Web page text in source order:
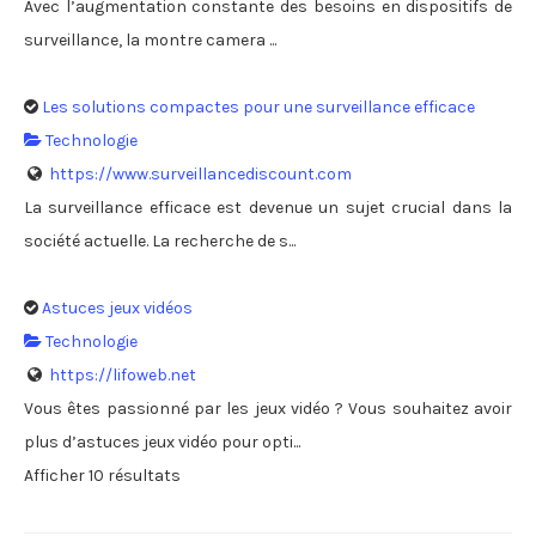
Avec l’augmentation constante des besoins en dispositifs de
surveillance, la montre camera ...
Les solutions compactes pour une surveillance efficace
Technologie
https://www.surveillancediscount.com
La surveillance efficace est devenue un sujet crucial dans la
société actuelle. La recherche de s...
Astuces jeux vidéos
Technologie
https://lifoweb.net
Vous êtes passionné par les jeux vidéo ? Vous souhaitez avoir
plus d’astuces jeux vidéo pour opti...
Afficher 10 résultats